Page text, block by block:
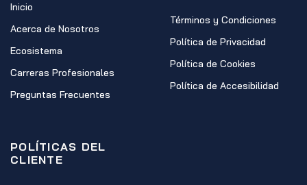
Inicio
Acerca de Nosotros
Ecosistema
Carreras Profesionales
Preguntas Frecuentes
Términos y Condiciones
Política de Privacidad
Política de Cookies
Política de Accesibilidad
POLÍTICAS DEL
CLIENTE